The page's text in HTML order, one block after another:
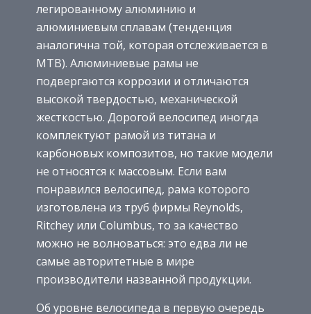
легированному алюминию и
алюминиевым сплавам (тенденция
аналогична той, которая отслеживается в
MTB). Алюминиевые рамы не
подвергаются коррозии и отличаются
высокой твердостью, механической
жесткостью. Дорогой велосипед иногда
комплектуют рамой из титана и
карбоновых композитов, но такие модели
не относятся к массовым. Если вам
понравился велосипед, рама которого
изготовлена из труб фирмы Reynolds,
Ritchey или Columbus, то за качество
можно не волноваться: это едва ли не
самые авторитетные в мире
производители названной продукции.
Об уровне велосипеда в первую очередь